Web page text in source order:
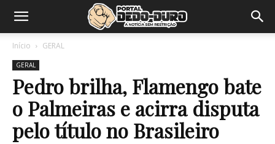
Início GERAL
GERAL
Pedro brilha, Flamengo bate
o Palmeiras e acirra disputa
pelo título no Brasileiro